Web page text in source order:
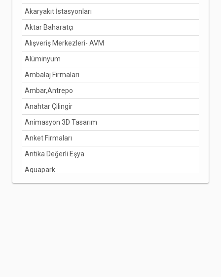
Akaryakıt İstasyonları
Aktar Baharatçı
Alışveriş Merkezleri- AVM
Alüminyum
Ambalaj Firmaları
Ambar,Antrepo
Anahtar Çilingir
Animasyon 3D Tasarım
Anket Firmaları
Antika Değerli Eşya
Aquapark
Arabuluculuk Hizmetleri